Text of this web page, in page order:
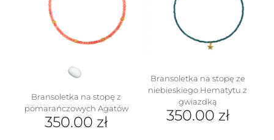
Bransoletka na stopę z
pomarańczowych Agatów
350.00 zł
Bransoletka na stopę ze
niebieskiego Hematytu z
gwiazdką
350.00 zł